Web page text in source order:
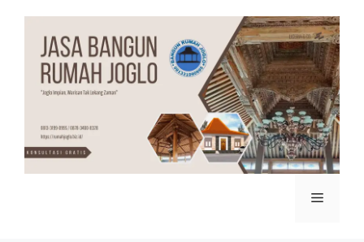
content
Menu